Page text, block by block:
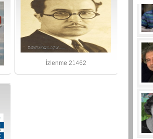
İzlenme 21462